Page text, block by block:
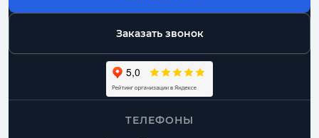
Заказать звонок
ТЕЛЕФОНЫ